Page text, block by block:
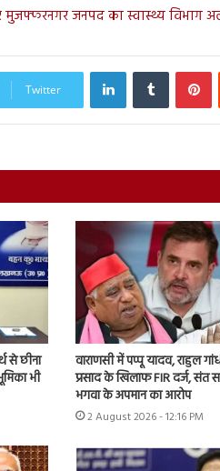
जनपद का स्वास्थ्य विभाग
Twitter
LinkedInTumblr
से छीना
भी
वाराणसी में पप्पू यादव, राहुल
प्रसाद के खिलाफ FIR दर्ज, संत
भगवा के अपमान का आरोप
2 August 2026 - 12:16 PM